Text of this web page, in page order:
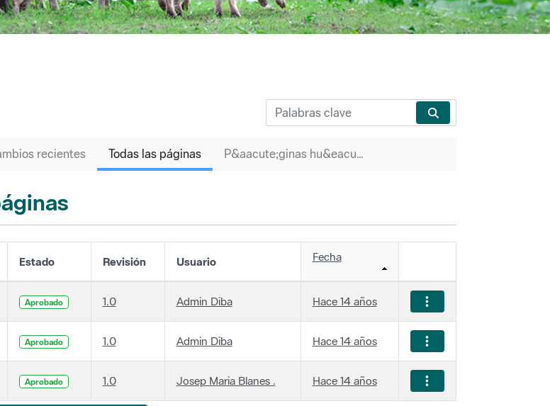
recientes Todas las páginas P&aacute;ginas hu&eacute;rfanas
Estado Revisión Usuario Fecha
Aprobado 1.0 Admin Diba Hace 14 años
Aprobado 1.0 Admin Diba Hace 14 años
Aprobado 1.0 Josep Maria Blanes . Hace 14 años